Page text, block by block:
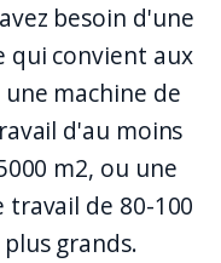
besoin d'une
qui convient aux
une machine de
d'au moins
m2, ou une
travail de 80-100
grands.